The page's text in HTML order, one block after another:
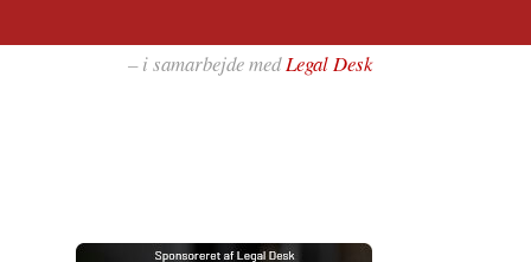
– i samarbejde medLegal Desk